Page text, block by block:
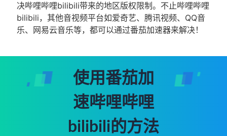
决哔哩哔哩bilibili带来的地区版权限制。不止哔哩哔哩
bilibili，其他音视频平台如爱奇艺、腾讯视频、QQ音
乐、网易云音乐等，都可以通过番茄加速器来解决！
使用番茄加
速哔哩哔哩
bilibili的方法